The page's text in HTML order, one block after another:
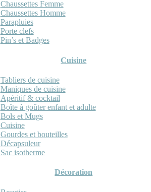
Chaussettes Femme
Chaussettes Homme
Parapluies
Porte clefs
Pin’s et Badges
Cuisine
Tabliers de cuisine
Maniques de cuisine
Apéritif & cocktail
Boîte à goûter enfant et adulte
Bols et Mugs
Cuisine
Gourdes et bouteilles
Décapsuleur
Sac isotherme
Décoration